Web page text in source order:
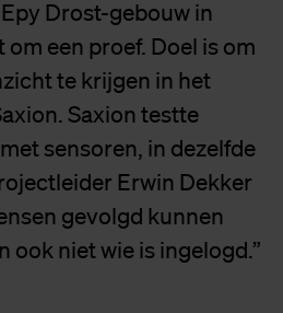
Drost-gebouw in
om een proef. Doel is om
te krijgen in het
Saxion testte
sensoren, in dezelfde
Erwin Dekker
gevolgd kunnen
ook niet wie is ingelogd.”